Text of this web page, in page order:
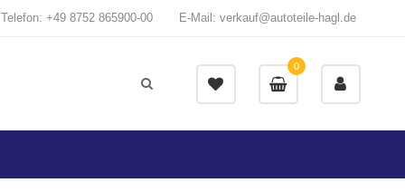
Telefon: +49 8752 865900-00 E-Mail: verkauf@autoteile-hagl.de
0